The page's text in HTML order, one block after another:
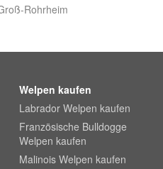
Rohrheim
Welpen kaufen
Labrador Welpen kaufen
Französische Bulldogge
Welpen kaufen
Malinois Welpen kaufen